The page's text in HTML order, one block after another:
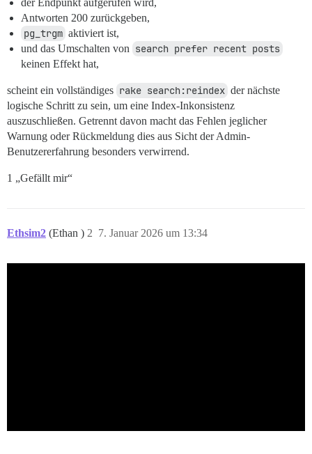
der Endpunkt aufgerufen wird,
Antworten 200 zurückgeben,
pg_trgm aktiviert ist,
und das Umschalten von search prefer recent posts
keinen Effekt hat,
scheint ein vollständiges rake search:reindex der nächste
logische Schritt zu sein, um eine Index-Inkonsistenz
auszuschließen. Getrennt davon macht das Fehlen jeglicher
Warnung oder Rückmeldung dies aus Sicht der Admin-
Benutzererfahrung besonders verwirrend.
1 „Gefällt mir“
Ethsim2 (Ethan ) 7. Januar 2026 um 13:34
2